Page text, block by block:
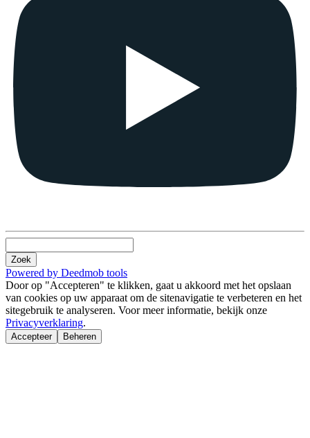
Zoek
Powered by Deedmob tools
Door op "Accepteren" te klikken, gaat u akkoord met het opslaan
van cookies op uw apparaat om de sitenavigatie te verbeteren en het
sitegebruik te analyseren. Voor meer informatie, bekijk onze
Privacyverklaring.
Accepteer Beheren